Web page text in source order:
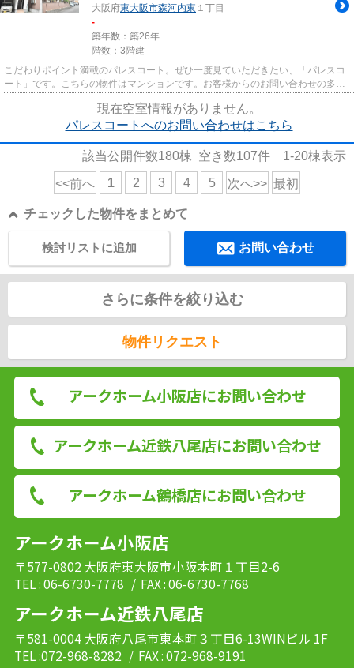
大阪府東大阪市森河内東 １丁目
-
築年数：築26年
階数：3階建
こだわりポイント満載のパレスコート。ぜひ一度見ていただきたい、「パレスコ
ート」です。こちらの物件はマンションです。お客様からのお問い合わせの多
い、敷地内ごみ置き場がありま...
現在空室情報がありません。
パレスコートへのお問い合わせはこちら
該当公開件数180棟 空き数107件 1-20棟表示
<<前へ 1 2 3 4 5 次へ>> 最初
チェックした物件をまとめて
お問い合わせ
検討リストに追加
さらに条件を絞り込む
物件リクエスト
アークホーム小阪店にお問い合わせ
アークホーム近鉄八尾店にお問い合わせ
アークホーム鶴橋店にお問い合わせ
アークホーム小阪店
〒577-0802 大阪府東大阪市小阪本町１丁目2-6
TEL : 06-6730-7778 / FAX : 06-6730-7768
アークホーム近鉄八尾店
〒581-0004 大阪府八尾市東本町３丁目6-13WINビル 1F
TEL :072-968-8282 / FAX : 072-968-9191